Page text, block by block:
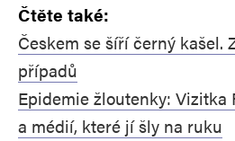
Čtěte také:
Českem se šíří černý kašel.
případů
Epidemie žloutenky: Vizitka
a médií, které jí šly na ruku